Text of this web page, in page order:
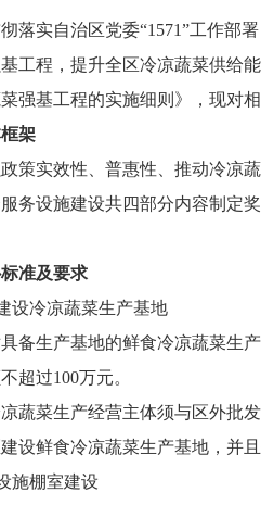
落实自治区党委“1571”工作部
工程，提升全区冷凉蔬菜供给
强基工程的实施细则》，现对相
架
策实效性、普惠性、推动冷凉
务设施建设共四部分内容制定
准及要求
设冷凉蔬菜生产基地
备生产基地的鲜食冷凉蔬菜生
超过100万元。
蔬菜生产经营主体须与区外批
设鲜食冷凉蔬菜生产基地，并且
施棚室建设